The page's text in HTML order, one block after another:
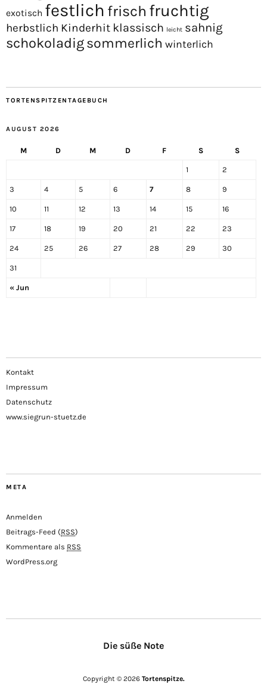
exotisch festlich frisch fruchtig
herbstlich Kinderhit klassisch leicht sahnig
schokoladigsommerlich winterlich
TORTENSPITZENTAGEBUCH
AUGUST 2026
M D M D F S S
« Jun
1 2
3 4 5 6 7 8 9
10 11 12 13 14 15 16
17 18 19 20 21 22 23
24 25 26 27 28 29 30
31
Kontakt
Impressum
Datenschutz
www.siegrun-stuetz.de
META
Anmelden
Beitrags-Feed (RSS)
Kommentare als RSS
WordPress.org
Die süße Note
Copyright © 2026 Tortenspitze.